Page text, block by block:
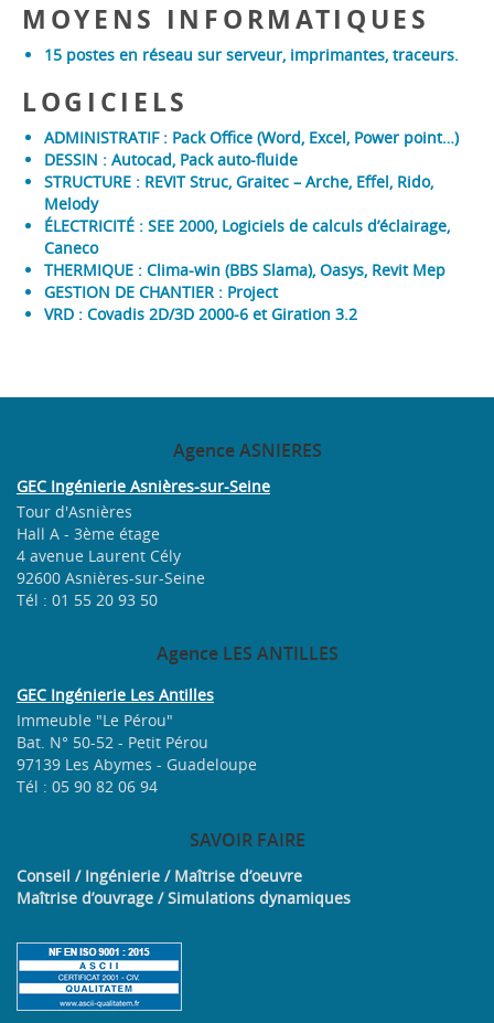
MOYENS INFORMATIQUES
15 postes en réseau sur serveur, imprimantes, traceurs.
LOGICIELS
ADMINISTRATIF : Pack Office (Word, Excel, Power point…)
DESSIN : Autocad, Pack auto-fluide
STRUCTURE : REVIT Struc, Graitec – Arche, Effel, Rido,
Melody
ÉLECTRICITÉ : SEE 2000, Logiciels de calculs d’éclairage,
Caneco
THERMIQUE : Clima-win (BBS Slama), Oasys, Revit Mep
GESTION DE CHANTIER : Project
VRD : Covadis 2D/3D 2000-6 et Giration 3.2
AgenceASNIERES
GEC Ingénierie Asnières-sur-Seine
Tour d'Asnières
Hall A - 3ème étage
4 avenue Laurent Cély
92600 Asnières-sur-Seine
Tél : 01 55 20 93 50
AgenceLES ANTILLES
GEC Ingénierie Les Antilles
Immeuble "Le Pérou"
Bat. N° 50-52 - Petit Pérou
97139 Les Abymes - Guadeloupe
Tél : 05 90 82 06 94
SAVOIRFAIRE
Conseil / Ingénierie / Maîtrise d’oeuvre
Maîtrise d’ouvrage / Simulations dynamiques